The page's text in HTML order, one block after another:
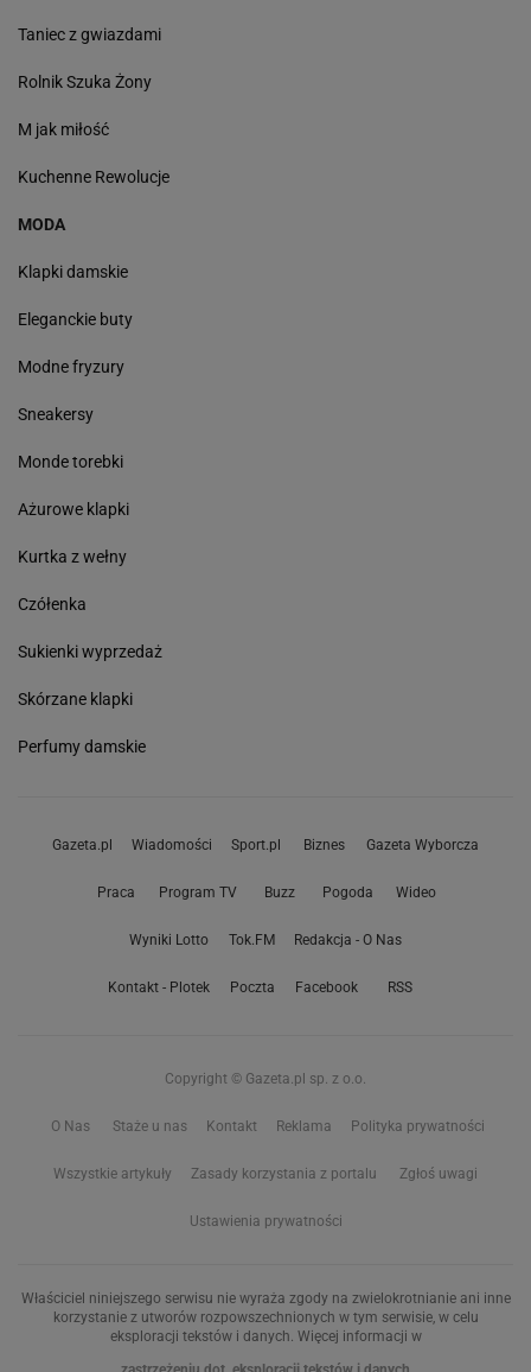
Taniec z gwiazdami
Rolnik Szuka Żony
M jak miłość
Kuchenne Rewolucje
MODA
Klapki damskie
Eleganckie buty
Modne fryzury
Sneakersy
Monde torebki
Ażurowe klapki
Kurtka z wełny
Czółenka
Sukienki wyprzedaż
Skórzane klapki
Perfumy damskie
Gazeta.pl Wiadomości Sport.pl Biznes Gazeta Wyborcza
Praca Program TV Buzz Pogoda Wideo
Wyniki Lotto Tok.FM Redakcja - O Nas
Kontakt - Plotek Poczta Facebook RSS
Copyright © Gazeta.pl sp. z o.o.
O Nas Staże u nas Kontakt Reklama Polityka prywatności
Wszystkie artykuły Zasady korzystania z portalu Zgłoś uwagi
Ustawienia prywatności
Właściciel niniejszego serwisu nie wyraża zgody na zwielokrotnianie ani inne
korzystanie z utworów rozpowszechnionych w tym serwisie, w celu
eksploracji tekstów i danych. Więcej informacji w